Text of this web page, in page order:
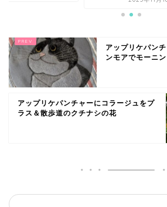
アップリケパン
ンモアでモーニ
アップリケパンチャーにコラージュをプ
ラス＆散歩道のクチナシの花